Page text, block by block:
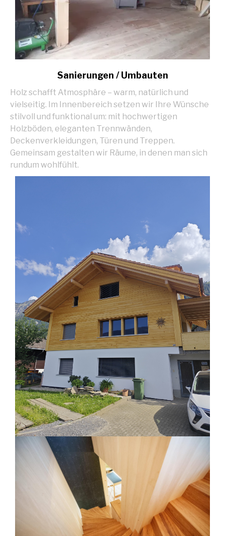
Sanierungen / Umbauten
Holz schafft Atmosphäre – warm, natürlich und
vielseitig. Im Innenbereich setzen wir Ihre Wünsche
stilvoll und funktional um: mit hochwertigen
Holzböden, eleganten Trennwänden,
Deckenverkleidungen, Türen und Treppen.
Gemeinsam gestalten wir Räume, in denen man sich
rundum wohlfühlt.